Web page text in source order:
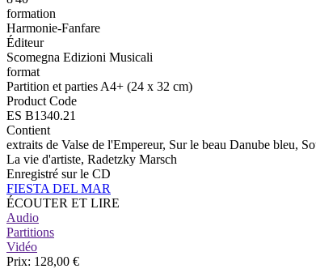
formation
Harmonie-Fanfare
Éditeur
Scomegna Edizioni Musicali
format
Partition et parties A4+ (24 x 32 cm)
Product Code
ES B1340.21
Contient
extraits de Valse de l'Empereur, Sur le beau Danube bleu,
La vie d'artiste, Radetzky Marsch
Enregistré sur le CD
FIESTA DEL MAR
ÉCOUTER ET LIRE
Audio
Partitions
Vidéo
Prix: 128,00 €